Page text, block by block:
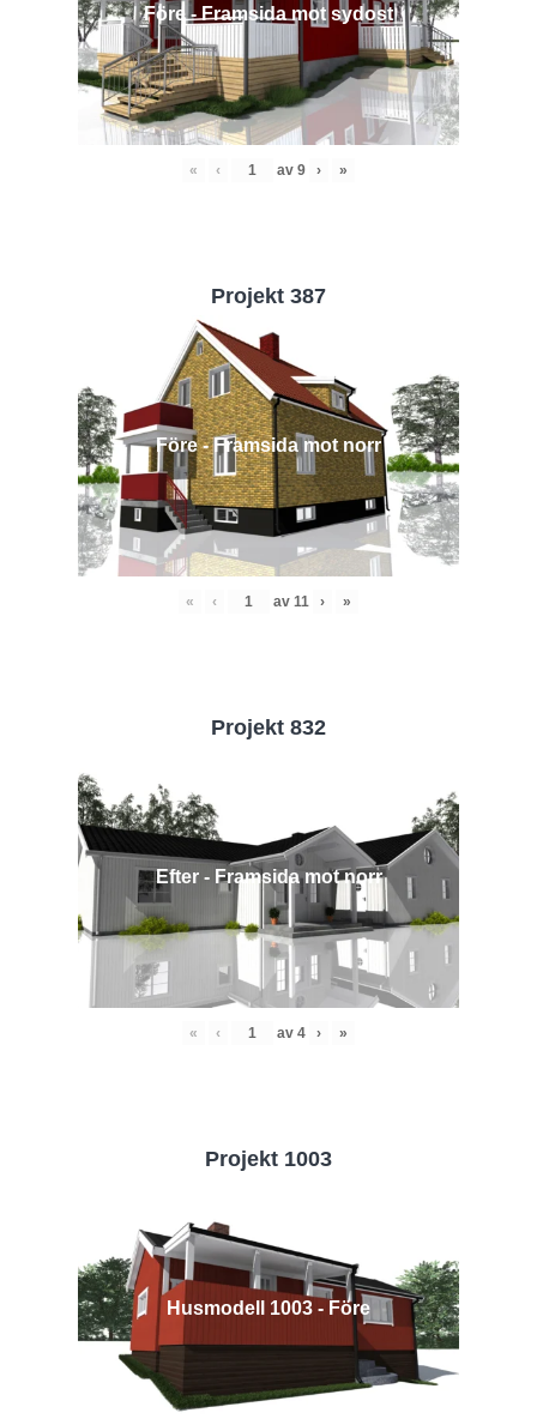
Före - Framsida mot sydost
« ‹ av 9 › »
Projekt 387
Före - Framsida mot norr
« ‹ av 11 › »
Projekt 832
Efter - Framsida mot norr
« ‹ av 4 › »
Projekt 1003
Husmodell 1003 - Före